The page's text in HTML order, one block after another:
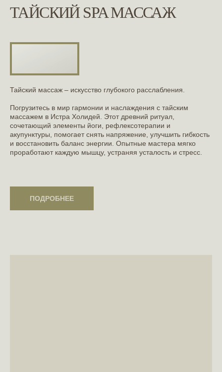
ТАЙСКИЙ SPA МАССАЖ
Тайский массаж – искусство глубокого расслабления.
Погрузитесь в мир гармонии и наслаждения с тайским
массажем в Истра Холидей. Этот древний ритуал,
сочетающий элементы йоги, рефлексотерапии и
акупунктуры, помогает снять напряжение, улучшить гибкость
и восстановить баланс энергии. Опытные мастера мягко
проработают каждую мышцу, устраняя усталость и стресс.
ПОДРОБНЕЕ